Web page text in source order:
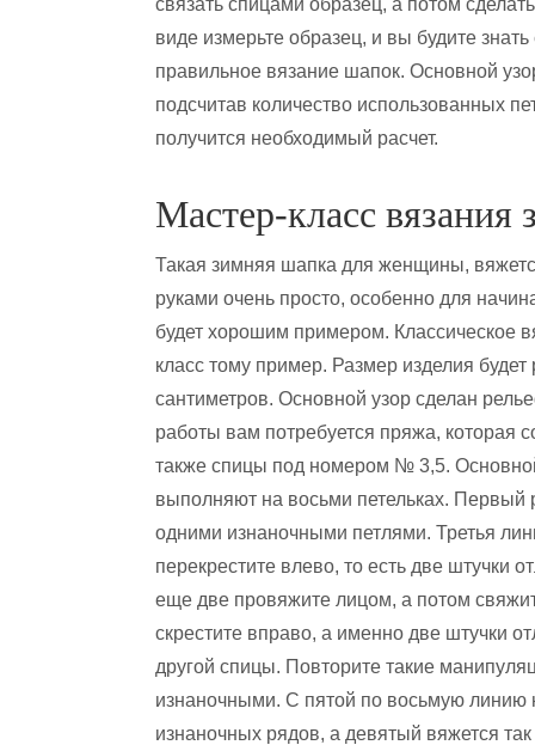
связать спицами образец, а потом
виде измерьте образец, и вы будите
правильное вязание шапок. Основной
подсчитав количество использованных
получится необходимый расчет.
Мастер-класс
Такая зимняя шапка для женщины,
руками очень просто, особенно для
будет хорошим примером. Классическое
класс тому пример. Размер изделия
сантиметров. Основной узор сделан
работы вам потребуется пряжа, которая
также спицы под номером № 3,5.
выполняют на восьми петельках. Первый
одними изнаночными петлями. Третья
перекрестите влево, то есть две штучки
еще две провяжите лицом, а потом
скрестите вправо, а именно две штучки
другой спицы. Повторите такие
изнаночными. С пятой по восьмую
изнаночных рядов, а девятый вяжется так